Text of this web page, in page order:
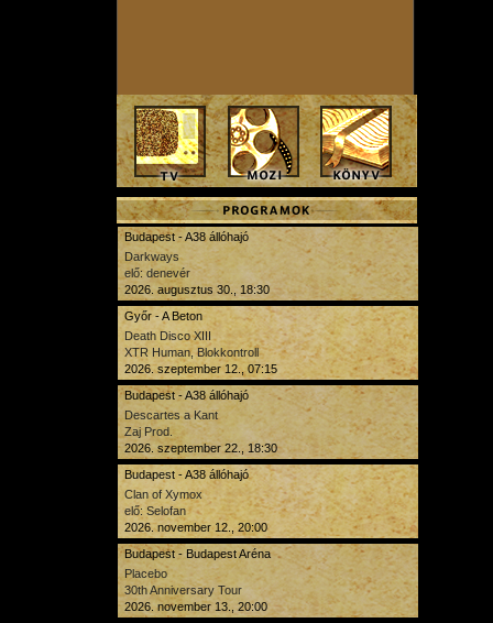
Budapest - A38 állóhajó
Darkways
elő: denevér
2026. augusztus 30., 18:30
Győr - A Beton
Death Disco XIII
XTR Human, Blokkontroll
2026. szeptember 12., 07:15
Budapest - A38 állóhajó
Descartes a Kant
Zaj Prod.
2026. szeptember 22., 18:30
Budapest - A38 állóhajó
Clan of Xymox
elő: Selofan
2026. november 12., 20:00
Budapest - Budapest Aréna
Placebo
30th Anniversary Tour
2026. november 13., 20:00